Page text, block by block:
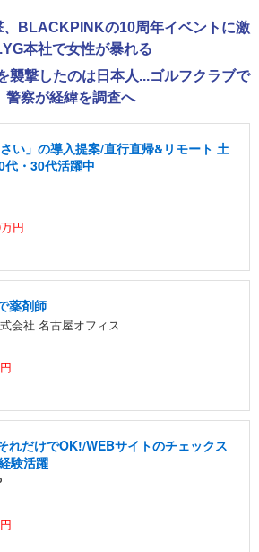
、BLACKPINKの10周年イベントに激
本社で女性が暴れる
襲撃したのは日本人...ゴルフクラブで
警察が経緯を調査へ
い」の導入提案/直行直帰&リモート 土
代・30代活躍中
円
薬剤師
会社 名古屋オフィス
れだけでOK!/WEBサイトのチェックス
験活躍